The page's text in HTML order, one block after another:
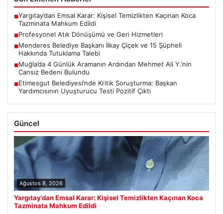
■Yargıtay’dan Emsal Karar: Kişisel Temizlikten Kaçınan Koca
Tazminata Mahkum Edildi
■Profesyonel Atık Dönüşümü ve Geri Hizmetleri
■Menderes Belediye Başkanı İlkay Çiçek ve 15 Şüpheli
Hakkında Tutuklama Talebi
■Muğla’da 4 Günlük Aramanın Ardından Mehmet Ali Y.’nin
Cansız Bedeni Bulundu
■Etimesgut Belediyesi’nde Kritik Soruşturma: Başkan
Yardımcısının Uyuşturucu Testi Pozitif Çıktı
Güncel
Ağustos 8, 2026
Yargıtay’dan Emsal Karar: Kişisel Temizlikten Kaçınan Koca
Tazminata Mahkum Edildi